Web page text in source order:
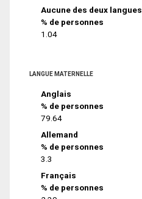
Aucune des deux langues
% de personnes
1.04
LANGUE MATERNELLE
Anglais
% de personnes
79.64
Allemand
% de personnes
3.3
Français
% de personnes